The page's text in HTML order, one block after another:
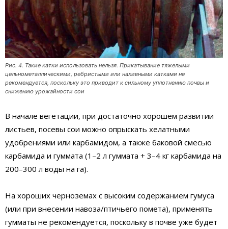
Рис. 4. Такие катки использовать нельзя. Прикатывание тяжелыми
цельнометаллическими, ребристыми или наливными катками не
рекомендуется, поскольку это приводит к сильному уплотнению почвы и
снижению урожайности сои
В начале вегетации, при достаточно хорошем развитии
листьев, посевы сои можно опрыскать хелатными
удобрениями или карбамидом, а также баковой смесью
карбамида и гуммата (1–2 л гуммата + 3–4 кг карбамида на
200–300 л воды на га).
На хороших черноземах с высоким содержанием гумуса
(или при внесении навоза/птичьего помета), применять
гумматы не рекомендуется, поскольку в почве уже будет